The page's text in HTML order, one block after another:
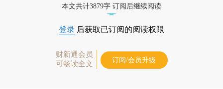
本文共计3879字 订阅后继续阅读
登录 后获取已订阅的阅读权限
财新通会员
可畅读全文
订阅/会员升级